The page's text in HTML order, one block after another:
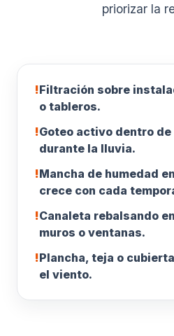
priorizar la
!Filtración sobre
o tableros.
!Goteo activo dentro
durante la lluvia.
!Mancha de humedad
crece con cada
!Canaleta rebalsando
muros o ventanas.
!Plancha, teja o
el viento.